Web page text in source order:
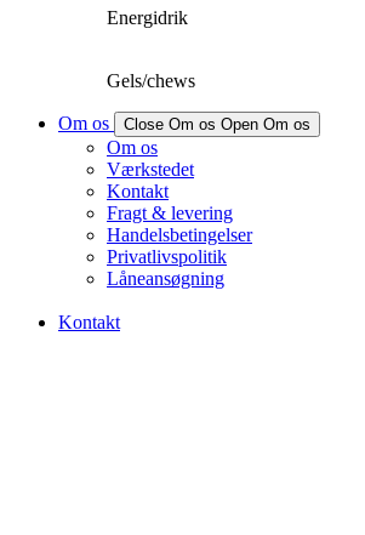
Energidrik
Gels/chews
Om os Close Om os Open Om os
Om os
Værkstedet
Kontakt
Fragt & levering
Handelsbetingelser
Privatlivspolitik
Låneansøgning
Kontakt